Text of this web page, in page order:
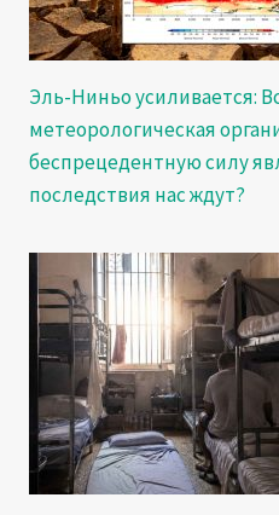
Эль-Ниньо усиливается:
метеорологическая
беспрецедентную силу
последствия нас ждут?